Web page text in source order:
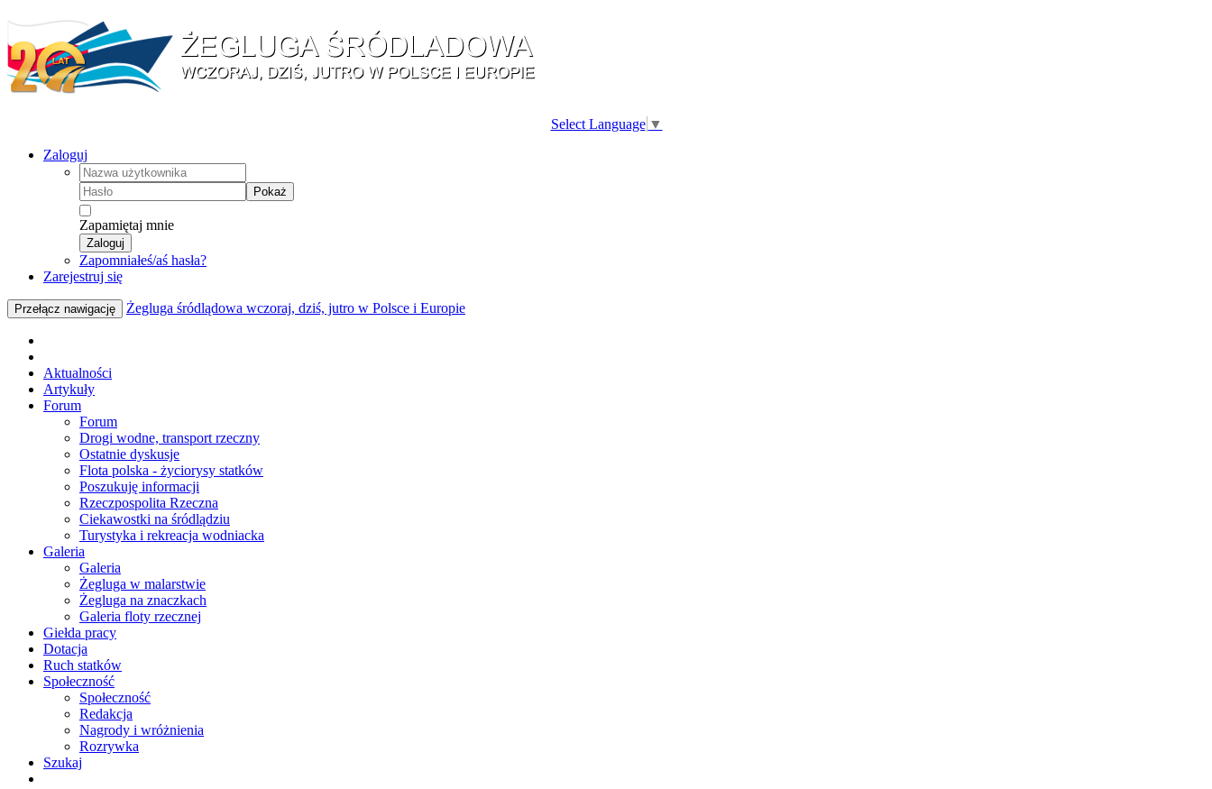
Select Language ▼
Zaloguj
Pokaż
Zapamiętaj mnie
Zaloguj
Zapomniałeś/aś hasła?
Zarejestruj się
Przełącz nawigację Żegluga śródlądowa wczoraj, dziś, jutro w Polsce i Europie
Aktualności
Artykuły
Forum
Forum
Drogi wodne, transport rzeczny
Ostatnie dyskusje
Flota polska - życiorysy statków
Poszukuję informacji
Rzeczpospolita Rzeczna
Ciekawostki na śródlądziu
Turystyka i rekreacja wodniacka
Galeria
Galeria
Żegluga w malarstwie
Żegluga na znaczkach
Galeria floty rzecznej
Giełda pracy
Dotacja
Ruch statków
Społeczność
Społeczność
Redakcja
Nagrody i wróżnienia
Rozrywka
Szukaj